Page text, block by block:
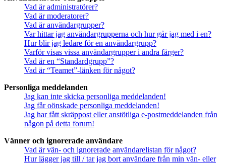
Vad är administratörer?
Vad är moderatorer?
Vad är användargrupper?
Var hittar jag användargrupperna och hur går jag med i en?
Hur blir jag ledare för en användargrupp?
Varför visas vissa användargrupper i andra färger?
Vad är en “Standardgrupp”?
Vad är “Teamet”-länken för något?
Personliga meddelanden
Jag kan inte skicka personliga meddelanden!
Jag får oönskade personliga meddelanden!
Jag har fått skräppost eller anstötliga e-postmeddelanden från
någon på detta forum!
Vänner och ignorerade användare
Vad är vän- och ignorerade användarelistan för något?
Hur lägger jag till / tar jag bort användare från min vän- eller